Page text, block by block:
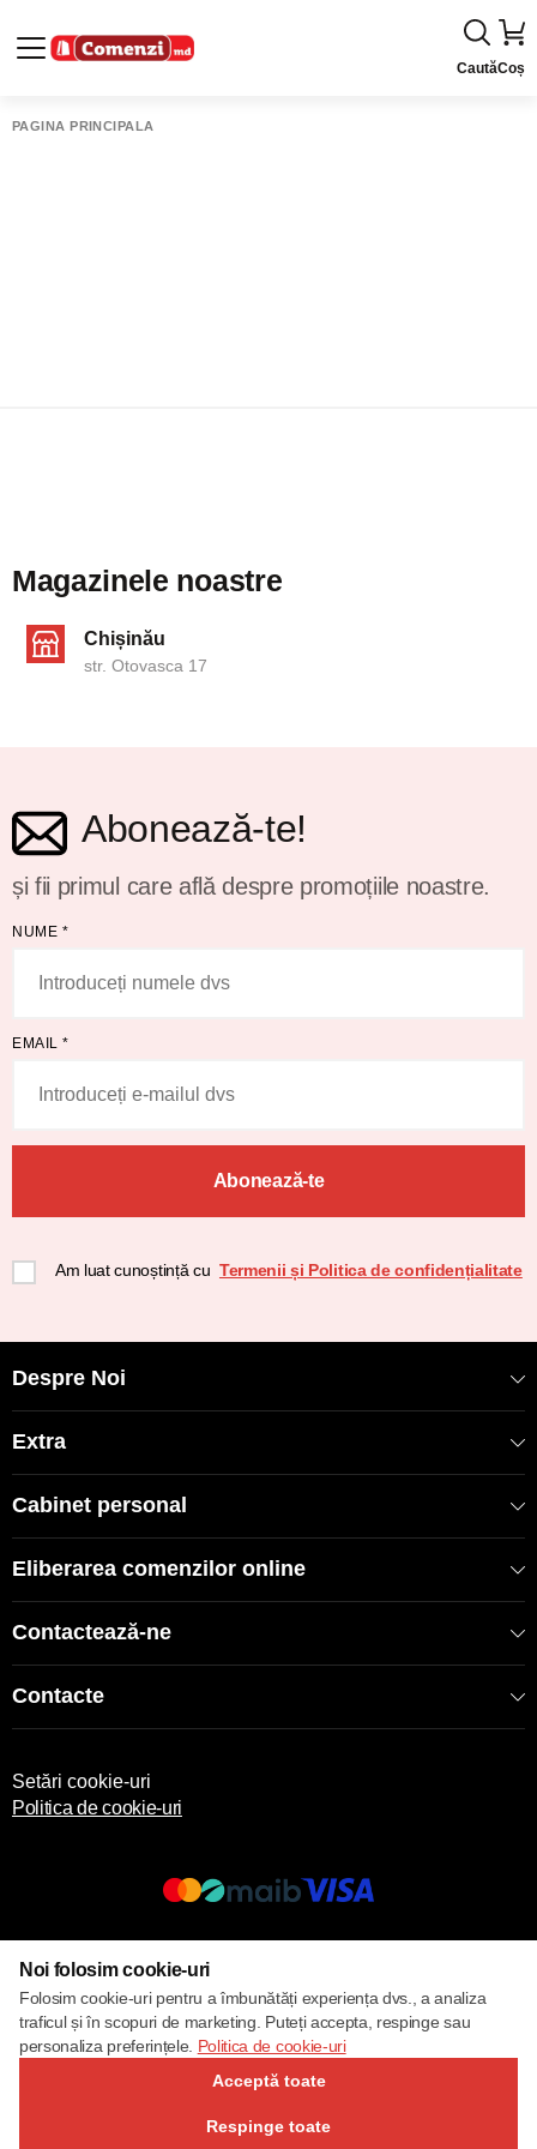
CautăCoș
PAGINA PRINCIPALĂ
Magazinele noastre
Chișinău
str. Otovasca 17
Abonează-te!
și fii primul care află despre promoțiile noastre.
NUME *
EMAIL *
Abonează-te
Am luat cunoștință cu Termenii și Politica de confidențialitate
Despre Noi
Extra
Cabinet personal
Eliberarea comenzilor online
Contactează-ne
Contacte
Setări cookie-uri
Politica de cookie-uri
Noi folosim cookie-uri
Folosim cookie-uri pentru a îmbunătăți experiența dvs., a analiza
traficul și în scopuri de marketing. Puteți accepta, respinge sau
personaliza preferințele. Politica de cookie-uri
Acceptă toate
Respinge toate